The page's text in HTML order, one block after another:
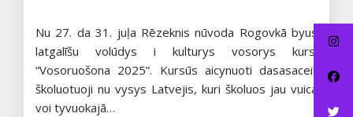
Nu 27. da 31. juļa Rēzeknis nūvoda Rogovkā byus
latgalīšu volūdys i kulturys vosorys kursi
“Vosoruošona 2025”. Kursūs aicynuoti dasasaceit
školuotuoji nu vysys Latvejis, kuri školuos jau vuica
voi tyvuokajā…